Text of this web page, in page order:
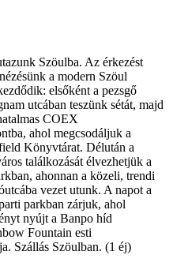
Szöulba. Az érkezést
a modern Szöul
elsőként a pezsgő
utcában teszünk sétát, majd
COEX
ahol megcsodáljuk a
Könyvtárat. Délután a
találkozását élvezhetjük a
ahonnan a közeli, trendi
vezet utunk. A napot a
parkban zárjuk, ahol
nyújt a Banpo híd
Fountain esti
Szállás Szöulban. (1 éj)